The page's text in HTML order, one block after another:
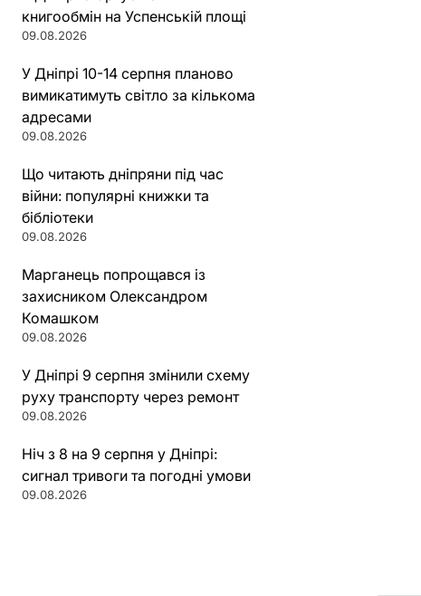
книгообмін на Успенській площі
09.08.2026
У Дніпрі 10-14 серпня планово
вимикатимуть світло за кількома
адресами
09.08.2026
Що читають дніпряни під час
війни: популярні книжки та
бібліотеки
09.08.2026
Марганець попрощався із
захисником Олександром
Комашком
09.08.2026
У Дніпрі 9 серпня змінили схему
руху транспорту через ремонт
09.08.2026
Ніч з 8 на 9 серпня у Дніпрі:
сигнал тривоги та погодні умови
09.08.2026